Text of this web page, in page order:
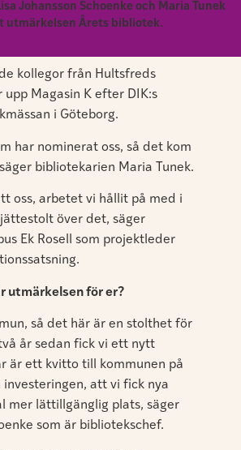
Johansson Schoenke och Maria Tunek
utmärkelsen Årets bibliotek.
kollegor från Hultsfreds
Magasin K efter DIK:s
i Göteborg.
har nominerat oss, så det kom
bibliotekarien Maria Tunek.
oss, arbetet vi hållit på med i
över det, säger
Ek Rosell som projektleder
utmärkelsen för er?
så det här är en stolthet för
år sedan fick vi ett nytt
är ett kvitto till kommunen på
att vi fick nya
mer lättillgänglig plats, säger
som är bibliotekschef.